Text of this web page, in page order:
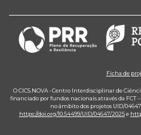
Ficha de
O CICS.NOVA - Centro Interdisciplinar de
financiado por fundos nacionais através da FCT –
no âmbito dos projetos UID/
https://doi.org/10.54499/UID/04647/2025e